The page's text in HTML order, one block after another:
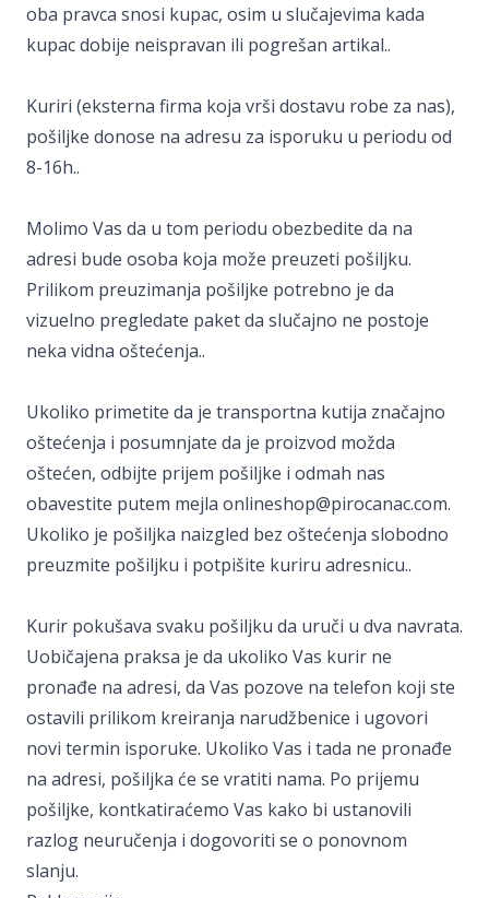
oba pravca snosi kupac, osim u slučajevima kada
kupac dobije neispravan ili pogrešan artikal..
Kuriri (eksterna firma koja vrši dostavu robe za nas),
pošiljke donose na adresu za isporuku u periodu od
8-16h..
Molimo Vas da u tom periodu obezbedite da na
adresi bude osoba koja može preuzeti pošiljku.
Prilikom preuzimanja pošiljke potrebno je da
vizuelno pregledate paket da slučajno ne postoje
neka vidna oštećenja..
Ukoliko primetite da je transportna kutija značajno
oštećenja i posumnjate da je proizvod možda
oštećen, odbijte prijem pošiljke i odmah nas
obavestite putem mejla onlineshop@pirocanac.com.
Ukoliko je pošiljka naizgled bez oštećenja slobodno
preuzmite pošiljku i potpišite kuriru adresnicu..
Kurir pokušava svaku pošiljku da uruči u dva navrata.
Uobičajena praksa je da ukoliko Vas kurir ne
pronađe na adresi, da Vas pozove na telefon koji ste
ostavili prilikom kreiranja narudžbenice i ugovori
novi termin isporuke. Ukoliko Vas i tada ne pronađe
na adresi, pošiljka će se vratiti nama. Po prijemu
pošiljke, kontkatiraćemo Vas kako bi ustanovili
razlog neuručenja i dogovoriti se o ponovnom
slanju.